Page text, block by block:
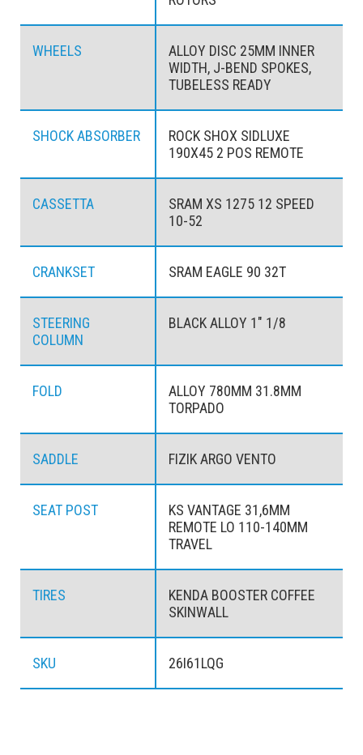
WHEELS
ALLOY DISC 25MM INNER
WIDTH, J-BEND SPOKES,
TUBELESS READY
SHOCK ABSORBER
ROCK SHOX SIDLUXE
190X45 2 POS REMOTE
CASSETTA
SRAM XS 1275 12 SPEED
10-52
CRANKSET SRAM EAGLE 90 32T
STEERING
COLUMN
BLACK ALLOY 1" 1/8
FOLD
ALLOY 780MM 31.8MM
TORPADO
SADDLE FIZIK ARGO VENTO
SEAT POST
KS VANTAGE 31,6MM
REMOTE LO 110-140MM
TRAVEL
TIRES
KENDA BOOSTER COFFEE
SKINWALL
SKU 26I61LQG